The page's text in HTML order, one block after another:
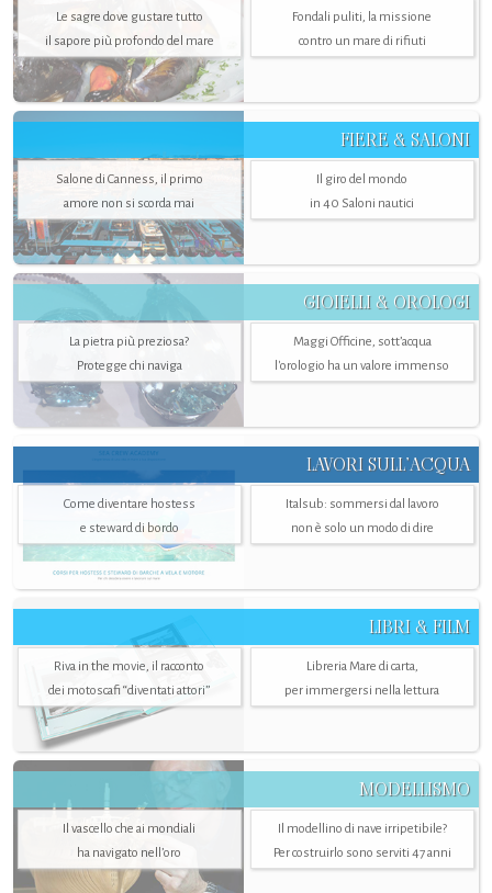
Le sagre dove gustare tutto
il sapore più profondo del mare
Fondali puliti, la missione
contro un mare di rifiuti
FIERE & SALONI
Salone di Canness, il primo
amore non si scorda mai
Il giro del mondo
in 40 Saloni nautici
GIOIELLI & OROLOGI
La pietra più preziosa?
Protegge chi naviga
Maggi Officine, sott’acqua
l'orologio ha un valore immenso
LAVORI SULL’ACQUA
Come diventare hostess
e steward di bordo
Italsub: sommersi dal lavoro
non è solo un modo di dire
LIBRI & FILM
Riva in the movie, il racconto
dei motoscafi “diventati attori”
Libreria Mare di carta,
per immergersi nella lettura
MODELLISMO
Il vascello che ai mondiali
ha navigato nell’oro
Il modellino di nave irripetibile?
Per costruirlo sono serviti 47 anni